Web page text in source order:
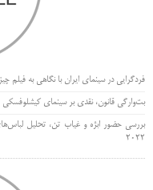
فردگرایی در سینمای ایران با نگاهی به فیلم
بت‌وارگی قانون، نقدی بر سینمای کیشلوفسکی
بررسی حضور ابژه و غیاب تن، تحلیل
۲۰۲۲